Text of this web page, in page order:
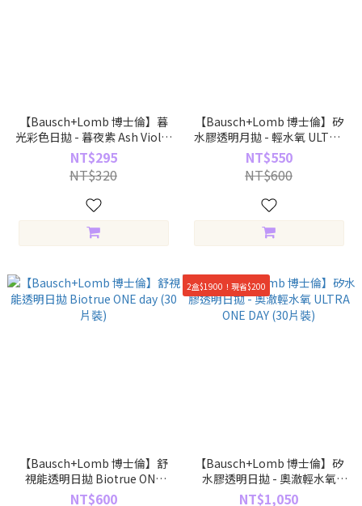
【Bausch+Lomb 博士倫】暮
光彩色日拋 - 暮夜紫 Ash Violet
(10片裝)
NT$295
NT$320
【Bausch+Lomb 博士倫】矽
水膠透明月拋 - 輕水氧 ULTRA
(3片裝)
NT$550
NT$600
【Bausch+Lomb 博士倫】舒
視能透明日拋 Biotrue ONE
day (30片裝)
NT$600
2盒$1900！現省$200
【Bausch+Lomb 博士倫】矽
水膠透明日拋 - 奧澈輕水氧
ULTRA ONE DAY (30片裝)
NT$1,050